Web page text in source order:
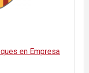
en Empresa